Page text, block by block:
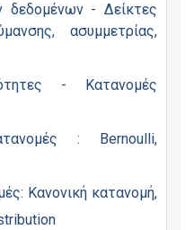
δεδομένων - Δείκτες
ασυμμετρίας,
- Κατανομές
: Bernoulli,
Κανονική κατανομή,